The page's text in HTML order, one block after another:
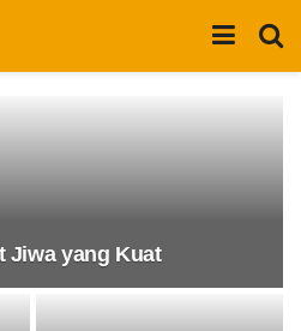
Jiwa yang Kuat